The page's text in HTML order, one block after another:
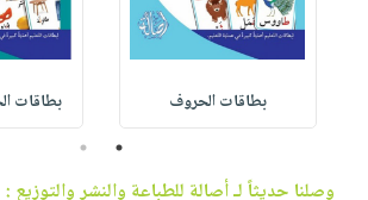
بطاقات الحروف بطاقات
1
2
وصلنا حديثاً لـ أصالة للطباعة والنشر والتوزيع :